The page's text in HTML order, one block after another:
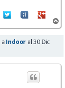
r
a
a Indoor el 30 Dic